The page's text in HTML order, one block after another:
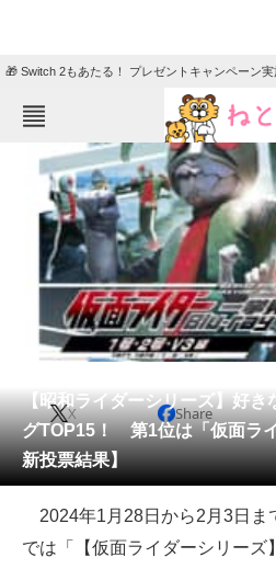
🎁 Switch 2もあたる！ プレゼントキャンペーン実
ねとらぼメニュー
ニ
エンタメ ク
グルメ 地域
教
リ
会員記事
メディア
注目記事を集めた総合ページ
ITの今と未来を見通す
【昭和ライダーシリーズ】好き
グTOP15！ 第1位は「仮面ラ
新投票結果】
X Share
2024年1月28日から2月3日ま
では「【仮面ライダーシリーズ